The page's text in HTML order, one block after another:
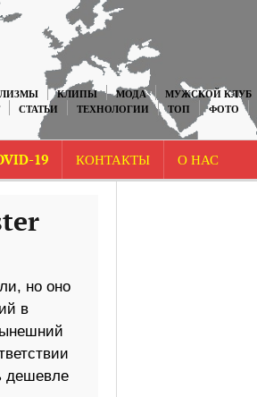
КЛИПЫ МОДА МУЖСКОЙ КЛУБ
СТАТЬИ ТЕХНОЛОГИИ ТОП ФОТО
19 КОНТАКТЫ О НАС
но оно
в
дешевле